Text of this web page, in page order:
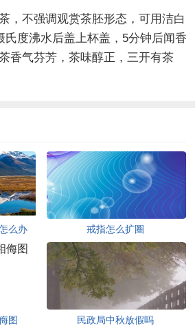
，不强调观赏茶胚形态，可用洁白
氏度沸水后盖上杯盖，5分钟后闻香
香气芬芳，茶味醇正，三开有茶
么办 戒指怎么扩圈
图 民政局中秋放假吗